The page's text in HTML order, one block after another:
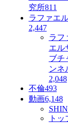
究所811
ラファエ
2,447
ラフ
エル
ブチ
ンネ
2,048
不倫493
動画6,148
トッ